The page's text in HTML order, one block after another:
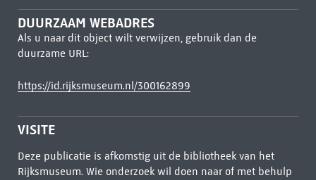
DUURZAAM WEBADRES
Als u naar dit object wilt verwijzen, gebruik dan de
duurzame URL:
https://id.rijksmuseum.nl/300162899
VISITE
Deze publicatie is afkomstig uit de bibliotheek van het
Rijksmuseum. Wie onderzoek wil doen naar of met behulp